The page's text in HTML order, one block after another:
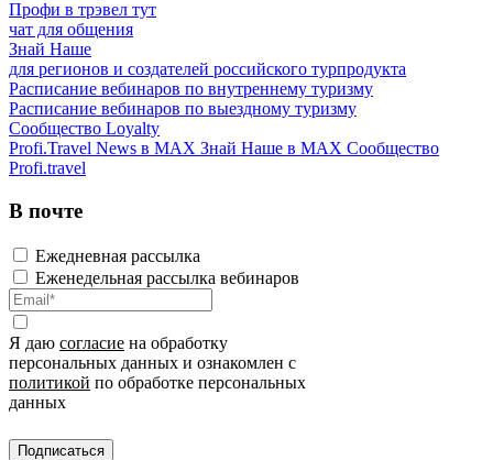
Профи в трэвел тут
чат для общения
Знай Наше
для регионов и создателей российского турпродукта
Расписание вебинаров по внутреннему туризму
Расписание вебинаров по выездному туризму
Сообщество Loyalty
Profi.Travel News в MAX Знай Наше в MAX Сообщество
Profi.travel
В почте
Ежедневная рассылка
Еженедельная рассылка вебинаров
Я даю согласие на обработку
персональных данных и ознакомлен с
политикой по обработке персональных
данных
Подписаться